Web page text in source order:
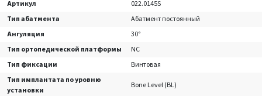
Артикул
022.0145S
Тип абатмента
Абатмент постоянный
Ангуляция
30°
Тип ортопедической платформы
NC
Тип фиксации
Винтовая
Тип имплантата по уровню
установки
Bone Level (BL)